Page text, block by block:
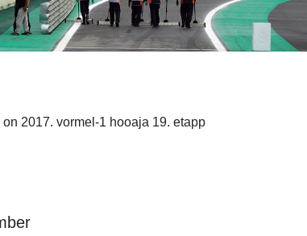
on 2017. vormel-1 hooaja 19. etapp